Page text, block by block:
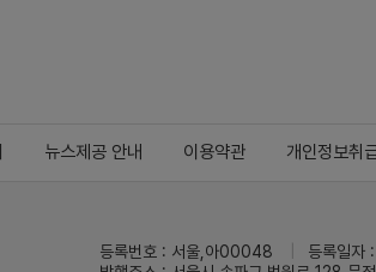
뉴스제공 안내 이용약관 개인정보취
등록번호 : 서울,아00048 등록일